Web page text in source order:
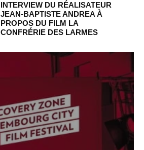
INTERVIEW DU RÉALISATEUR
JEAN-BAPTISTE ANDREA À
PROPOS DU FILM LA
CONFRÉRIE DES LARMES